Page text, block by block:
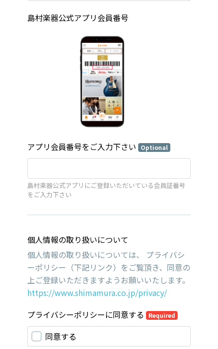
島村楽器公式アプリ会員番号
アプリ会員番号をご入力下さい Optional
島村楽器公式アプリにご登録いただいている会員証番号
をご入力下さい
個人情報の取り扱いについて
個人情報の取り扱いについては、 プライバシ
ーポリシー（下記リンク）をご覧頂き、同意の
上ご登録いただきますようお願いいたします。
https://www.shimamura.co.jp/privacy/
プライバシーポリシーに同意する
Required
同意する